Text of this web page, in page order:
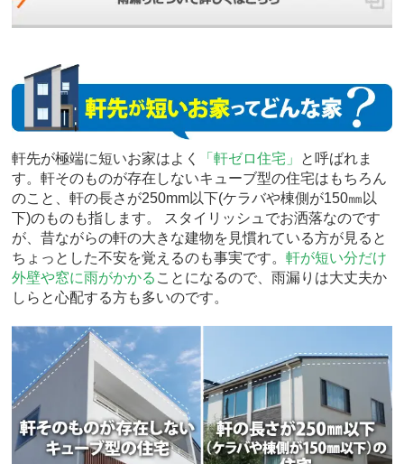
軒先が極端に短いお家はよく 「軒ゼロ住宅」
と呼ばれま
す。軒そのものが存在しないキューブ型の住宅はもちろん
のこと、軒の長さが250mm以下(ケラバや棟側が150㎜以
下)のものも指します。 スタイリッシュでお洒落なのです
が、昔ながらの軒の大きな建物を見慣れている方が見ると
ちょっとした不安を覚えるのも事実です。軒が短い分だけ
外壁や窓に雨がかかる ことになるので、雨漏りは大丈夫か
しらと心配する方も多いのです。